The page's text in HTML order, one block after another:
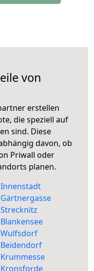
von
erstellen
die speziell auf
sind. Diese
davon, ob
Priwall oder
planen.